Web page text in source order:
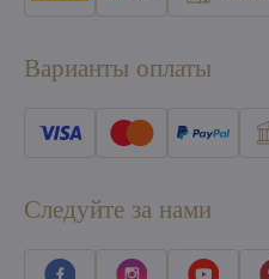
Варианты оплаты
Следуйте за нами